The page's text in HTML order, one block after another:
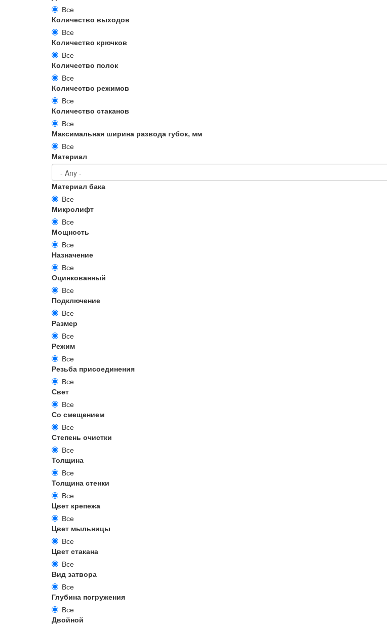
Все
Количество выходов
Все
Количество крючков
Все
Количество полок
Все
Количество режимов
Все
Количество стаканов
Все
Максимальная ширина развода губок, мм
Все
Материал
Материал бака
Все
Микролифт
Все
Мощность
Все
Назначение
Все
Оцинкованный
Все
Подключение
Все
Размер
Все
Режим
Все
Резьба присоединения
Все
Свет
Все
Со смещением
Все
Степень очистки
Все
Толщина
Все
Толщина стенки
Все
Цвет крепежа
Все
Цвет мыльницы
Все
Цвет стакана
Все
Вид затвора
Все
Глубина погружения
Все
Двойной